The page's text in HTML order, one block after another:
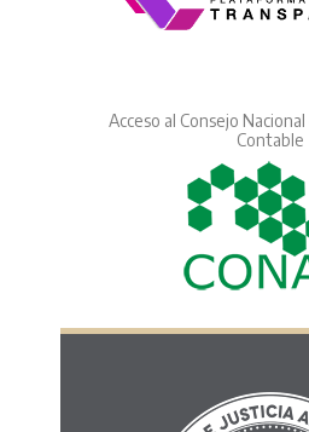
Acceso al Consejo
Contable